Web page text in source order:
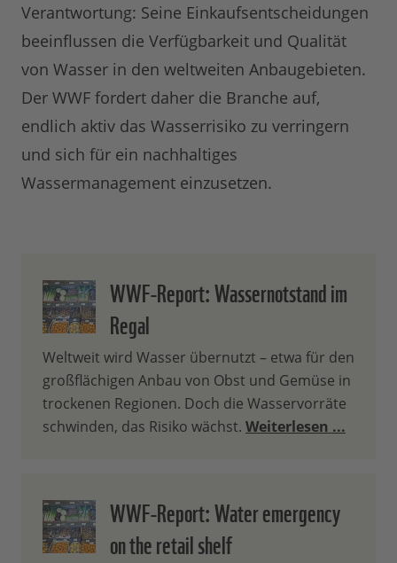
Verantwortung: Seine Einkaufsentscheidungen
beeinflussen die Verfügbarkeit und Qualität
von Wasser in den weltweiten Anbaugebieten.
Der WWF fordert daher die Branche auf,
endlich aktiv das Wasserrisiko zu verringern
und sich für ein nachhaltiges
Wassermanagement einzusetzen.
WWF-Report: Wassernotstand im
Regal
Weltweit wird Wasser übernutzt – etwa für den
großflächigen Anbau von Obst und Gemüse in
trockenen Regionen. Doch die Wasservorräte
schwinden, das Risiko wächst. Weiterlesen ...
WWF-Report: Water emergency
on the retail shelf